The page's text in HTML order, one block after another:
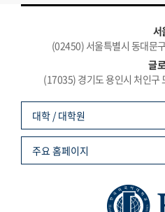
서
(02450) 서울특별시 동대문
글
(17035) 경기도 용인시 처인
대학 / 대학원
주요 홈페이지